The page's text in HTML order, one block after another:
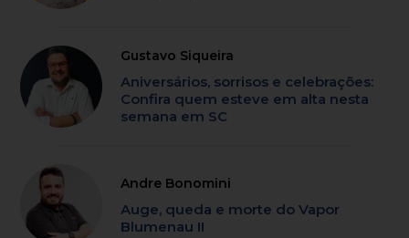
Gustavo Siqueira
Aniversários, sorrisos e celebrações:
Confira quem esteve em alta nesta
semana em SC
Andre Bonomini
Auge, queda e morte do Vapor
Blumenau II